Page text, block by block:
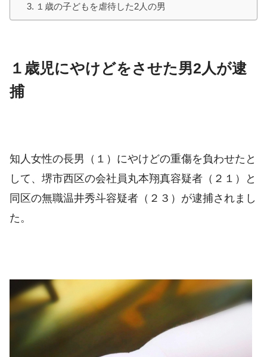
１歳の子どもを虐待した2人の男
１歳児にやけどをさせた男2人が逮
捕
知人女性の長男（１）にやけどの重傷を負わせたと
して、堺市西区の会社員丸本翔真容疑者（２１）と
同区の無職温井秀斗容疑者（２３）が逮捕されまし
た。